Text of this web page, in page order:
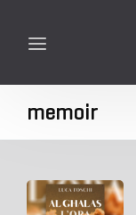
memoir